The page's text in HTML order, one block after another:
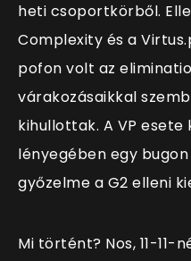
heti csoportkörből.
Complexity és a
pofon volt az
várakozásaikkal
kihullottak. A VP esete
lényegében egy
győzelme a G2 elleni
Mi történt? Nos, 11-